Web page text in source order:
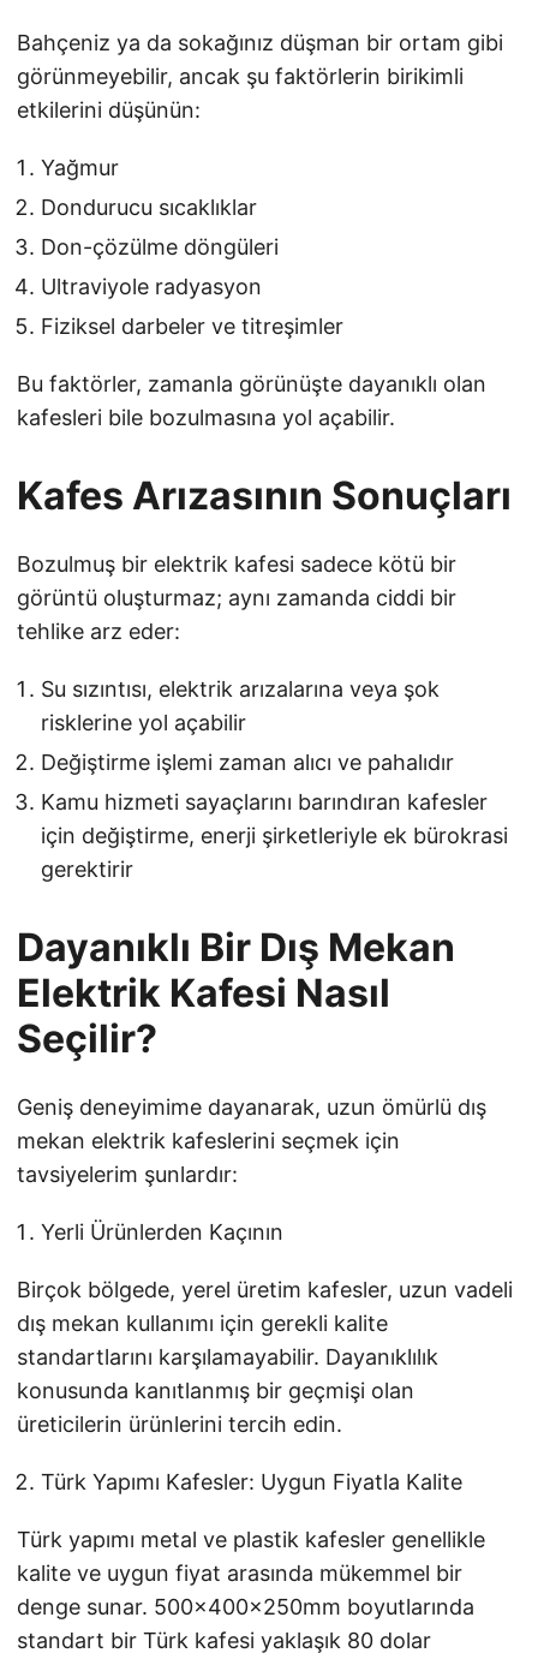
Bahçeniz ya da sokağınız düşman bir ortam gibi
görünmeyebilir, ancak şu faktörlerin birikimli
etkilerini düşünün:
Yağmur
Dondurucu sıcaklıklar
Don-çözülme döngüleri
Ultraviyole radyasyon
Fiziksel darbeler ve titreşimler
Bu faktörler, zamanla görünüşte dayanıklı olan
kafesleri bile bozulmasına yol açabilir.
Kafes Arızasının Sonuçları
Bozulmuş bir elektrik kafesi sadece kötü bir
görüntü oluşturmaz; aynı zamanda ciddi bir
tehlike arz eder:
Su sızıntısı, elektrik arızalarına veya şok
risklerine yol açabilir
Değiştirme işlemi zaman alıcı ve pahalıdır
Kamu hizmeti sayaçlarını barındıran kafesler
için değiştirme, enerji şirketleriyle ek bürokrasi
gerektirir
Dayanıklı Bir Dış Mekan
Elektrik Kafesi Nasıl
Seçilir?
Geniş deneyimime dayanarak, uzun ömürlü dış
mekan elektrik kafeslerini seçmek için
tavsiyelerim şunlardır:
Yerli Ürünlerden Kaçının
Birçok bölgede, yerel üretim kafesler, uzun vadeli
dış mekan kullanımı için gerekli kalite
standartlarını karşılamayabilir. Dayanıklılık
konusunda kanıtlanmış bir geçmişi olan
üreticilerin ürünlerini tercih edin.
Türk Yapımı Kafesler: Uygun Fiyatla Kalite
Türk yapımı metal ve plastik kafesler genellikle
kalite ve uygun fiyat arasında mükemmel bir
denge sunar. 500x400x250mm boyutlarında
standart bir Türk kafesi yaklaşık 80 dolar